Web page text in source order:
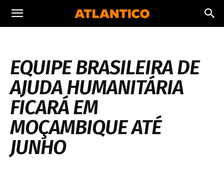
EQUIPE BRASILEIRA DE
AJUDA HUMANITÁRIA
FICARÁ EM
MOÇAMBIQUE ATÉ
JUNHO